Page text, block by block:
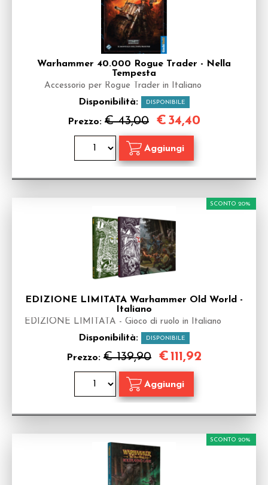
Warhammer 40.000 Rogue Trader - Nella
Tempesta
Accessorio per Rogue Trader in Italiano
Disponibilità: DISPONIBILE
Prezzo: € 43,00 € 34,40
EDIZIONE LIMITATA Warhammer Old World -
Italiano
EDIZIONE LIMITATA - Gioco di ruolo in Italiano
Disponibilità: DISPONIBILE
Prezzo: € 139,90
SCONTO 20%
€111,92
SCONTO 20%